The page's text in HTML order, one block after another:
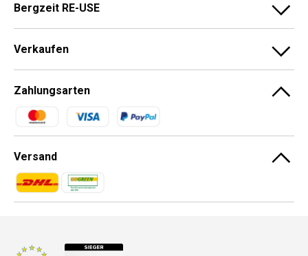
Bergzeit RE-USE
Verkaufen
Zahlungsarten
Zahlungsmethoden
Versand
Zahlungsmethoden
Zahlungsmethoden